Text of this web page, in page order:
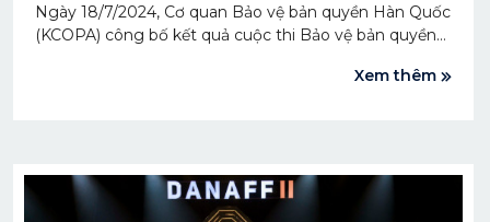
Ngày 18/7/2024, Cơ quan Bảo vệ bản quyền Hàn Quốc
(KCOPA) công bố kết quả cuộc thi Bảo vệ bản quyền
vinh dự giành được giải Nhì tại cuộc thi với phần
Xem thêm